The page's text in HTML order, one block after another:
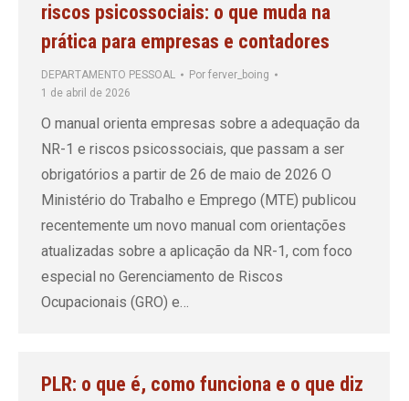
riscos psicossociais: o que muda na
prática para empresas e contadores
DEPARTAMENTO PESSOAL Por ferver_boing
1 de abril de 2026
O manual orienta empresas sobre a adequação da
NR-1 e riscos psicossociais, que passam a ser
obrigatórios a partir de 26 de maio de 2026 O
Ministério do Trabalho e Emprego (MTE) publicou
recentemente um novo manual com orientações
atualizadas sobre a aplicação da NR-1, com foco
especial no Gerenciamento de Riscos
Ocupacionais (GRO) e…
PLR: o que é, como funciona e o que diz